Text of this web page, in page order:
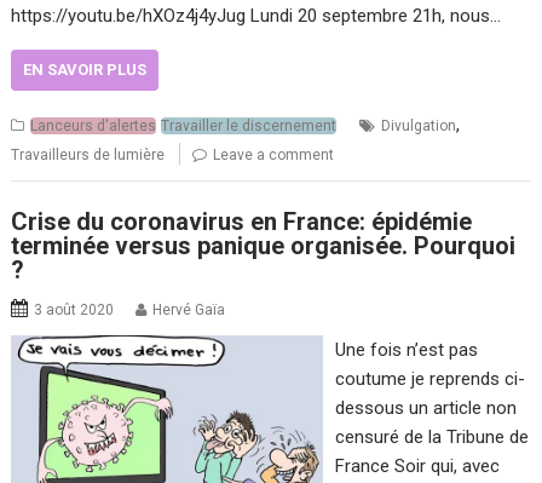
https://youtu.be/hXOz4j4yJug Lundi 20 septembre 21h, nous…
EN SAVOIR PLUS
Lanceurs d'alertes Travailler le discernement Divulgation,
Travailleurs de lumière Leave a comment
Crise du coronavirus en France: épidémie
terminée versus panique organisée. Pourquoi
?
3 août 2020 Hervé Gaïa
Une fois n’est pas
coutume je reprends ci-
dessous un article non
censuré de la Tribune de
France Soir qui, avec